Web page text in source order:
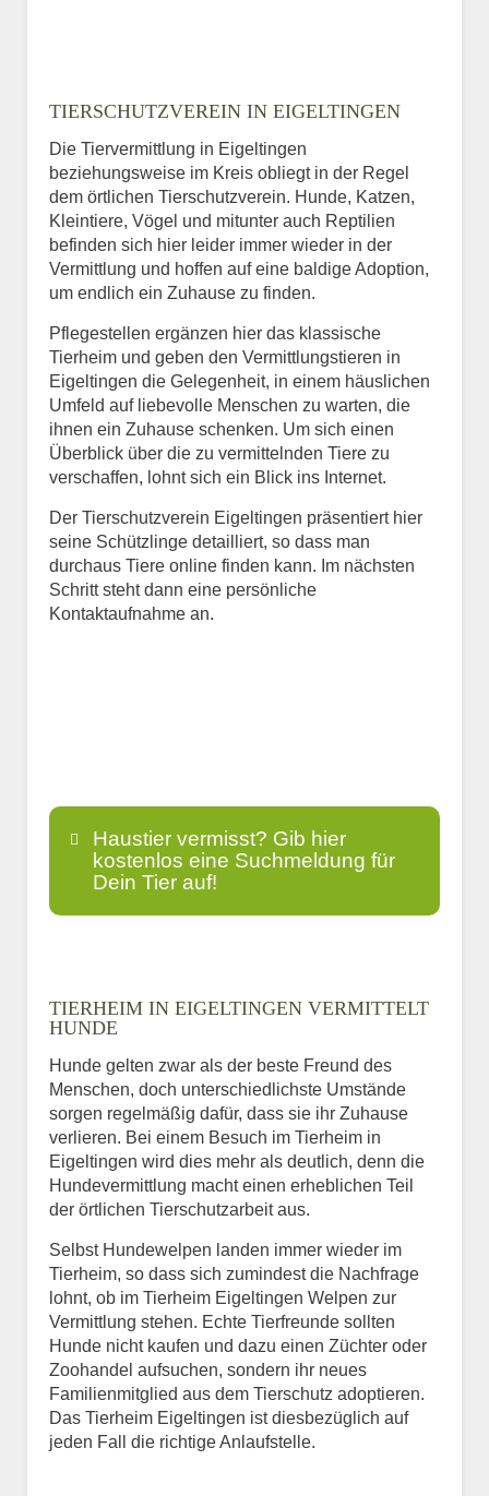
TIERSCHUTZVEREIN IN EIGELTINGEN
Die Tiervermittlung in Eigeltingen
beziehungsweise im Kreis obliegt in der Regel
dem örtlichen Tierschutzverein. Hunde, Katzen,
Kleintiere, Vögel und mitunter auch Reptilien
befinden sich hier leider immer wieder in der
Vermittlung und hoffen auf eine baldige Adoption,
um endlich ein Zuhause zu finden.
Pflegestellen ergänzen hier das klassische
Tierheim und geben den Vermittlungstieren in
Eigeltingen die Gelegenheit, in einem häuslichen
Umfeld auf liebevolle Menschen zu warten, die
ihnen ein Zuhause schenken. Um sich einen
Überblick über die zu vermittelnden Tiere zu
verschaffen, lohnt sich ein Blick ins Internet.
Der Tierschutzverein Eigeltingen präsentiert hier
seine Schützlinge detailliert, so dass man
durchaus Tiere online finden kann. Im nächsten
Schritt steht dann eine persönliche
Kontaktaufnahme an.
Haustier vermisst? Gib hier
kostenlos eine Suchmeldung für
Dein Tier auf!
E-Mail*
Informationen über das
Tier.
Art des Tiers*
TIERHEIM IN EIGELTINGEN VERMITTELT
HUNDE
Hunde gelten zwar als der beste Freund des
Menschen, doch unterschiedlichste Umstände
sorgen regelmäßig dafür, dass sie ihr Zuhause
verlieren. Bei einem Besuch im Tierheim in
Eigeltingen wird dies mehr als deutlich, denn die
Hundevermittlung macht einen erheblichen Teil
der örtlichen Tierschutzarbeit aus.
Selbst Hundewelpen landen immer wieder im
Tierheim, so dass sich zumindest die Nachfrage
lohnt, ob im Tierheim Eigeltingen Welpen zur
Vermittlung stehen. Echte Tierfreunde sollten
Hunde nicht kaufen und dazu einen Züchter oder
Zoohandel aufsuchen, sondern ihr neues
Familienmitglied aus dem Tierschutz adoptieren.
Das Tierheim Eigeltingen ist diesbezüglich auf
jeden Fall die richtige Anlaufstelle.